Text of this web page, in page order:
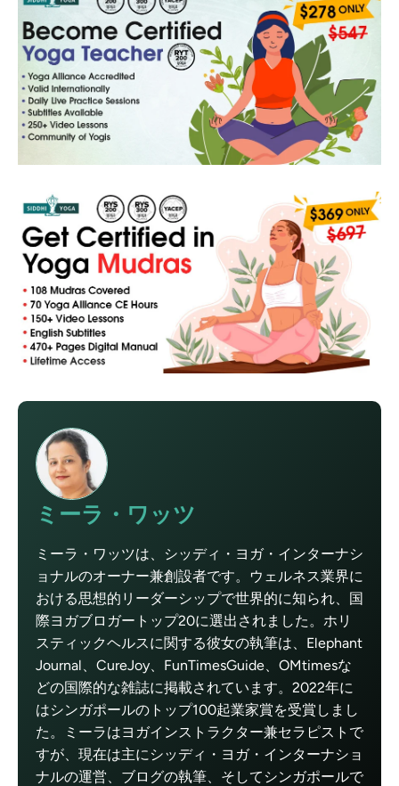
ミーラ・ワッツ
ミーラ・ワッツは、シッディ・ヨガ・インターナシ
ョナルのオーナー兼創設者です。ウェルネス業界に
おける思想的リーダーシップで世界的に知られ、国
際ヨガブロガートップ20に選出されました。ホリ
スティックヘルスに関する彼女の執筆は、Elephant
Journal、CureJoy、FunTimesGuide、OMtimesな
どの国際的な雑誌に掲載されています。2022年に
はシンガポールのトップ100起業家賞を受賞しまし
た。ミーラはヨガインストラクター兼セラピストで
すが、現在は主にシッディ・ヨガ・インターナショ
ナルの運営、ブログの執筆、そしてシンガポールで